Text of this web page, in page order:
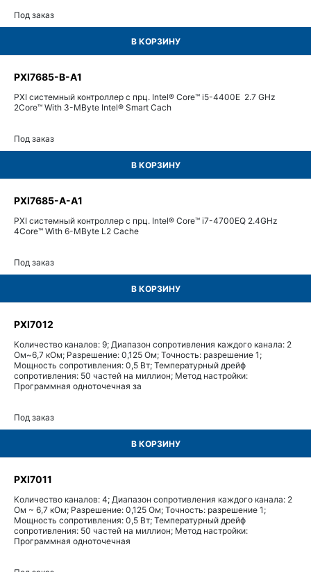
Под заказ
В КОРЗИНУ
PXI7685-B-A1
PXI системный контроллер с прц. Intel® Core™ i5-4400E 2.7 GHz
2Core™ With 3-MByte Intel® Smart Cach
Под заказ
В КОРЗИНУ
PXI7685-A-A1
PXI системный контроллер с прц. Intel® Core™ i7-4700EQ 2.4GHz
4Core™ With 6-MByte L2 Cache
Под заказ
В КОРЗИНУ
PXI7012
Количество каналов: 9; Диапазон сопротивления каждого канала: 2
Ом~6,7 кОм; Разрешение: 0,125 Ом; Точность: разрешение 1;
Мощность сопротивления: 0,5 Вт; Температурный дрейф
сопротивления: 50 частей на миллион; Метод настройки:
Программная одноточечная за
Под заказ
В КОРЗИНУ
PXI7011
Количество каналов: 4; Диапазон сопротивления каждого канала: 2
Ом ~ 6,7 кОм; Разрешение: 0,125 Ом; Точность: разрешение 1;
Мощность сопротивления: 0,5 Вт; Температурный дрейф
сопротивления: 50 частей на миллион; Метод настройки:
Программная одноточечная